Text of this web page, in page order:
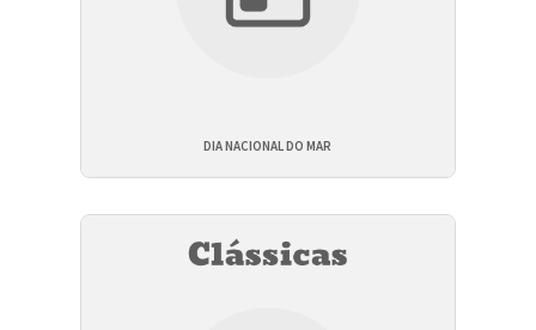
DIA NACIONAL DO MAR